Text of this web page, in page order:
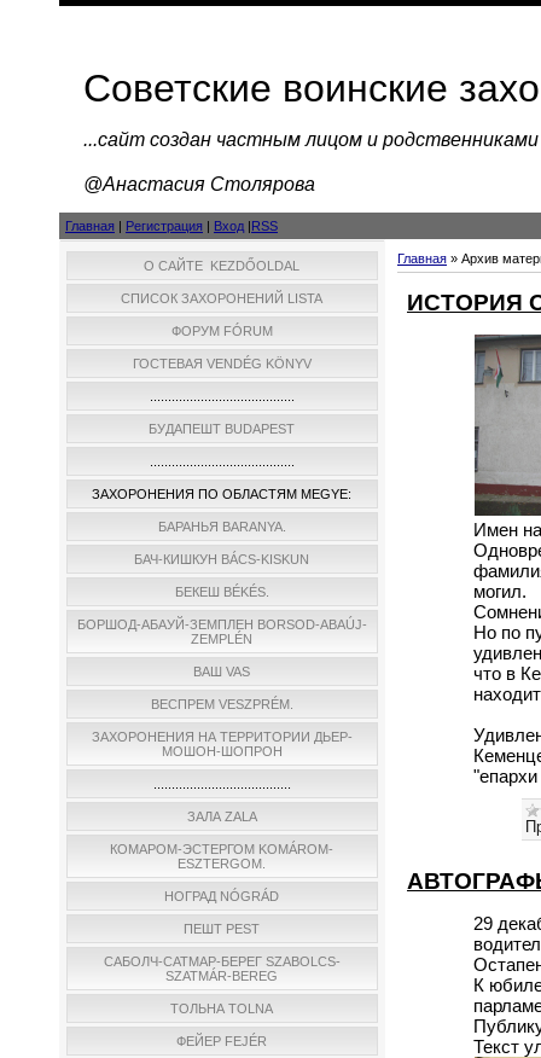
Советские воинские
...cайт создан частным лицом и
@Анастасия Столярова
Главная | Регистрация | Вход |RSS
О САЙТЕ KEZDŐOLDAL
СПИСОК ЗАХОРОНЕНИЙ LISTA
ФОРУМ FÓRUM
ГОСТЕВАЯ VENDÉG KÖNYV
БУДАПЕШТ BUDAPEST
ЗАХОРОНЕНИЯ ПО ОБЛАСТЯМ MEGYE:
БАРАНЬЯ BARANYA.
БАЧ-КИШКУН BÁCS-KISKUN
БЕКЕШ BÉKÉS.
БОРШОД-АБАУЙ-ЗЕМПЛЕН BORSOD-ABAÚJ-
ZEMPLÉN
ВАШ VAS
ВЕСПРЕМ VESZPRÉM.
ЗАХОРОНЕНИЯ НА ТЕРРИТОРИИ ДЬЕР-
МОШОН-ШОПРОН
ЗАЛА ZALA
КОМАРОМ-ЭСТЕРГОМ KOMÁROM-
ESZTERGOM.
НОГРАД NÓGRÁD
ПЕШТ PEST
САБОЛЧ-САТМАР-БЕРЕГ SZABOLCS-
SZATMÁR-BEREG
ТОЛЬНА TOLNA
ФЕЙЕР FEJÉR
Главная » Архив
ИСТОРИЯ
Имен
могил.
Но по
что в
"епархи
29
К
Текст